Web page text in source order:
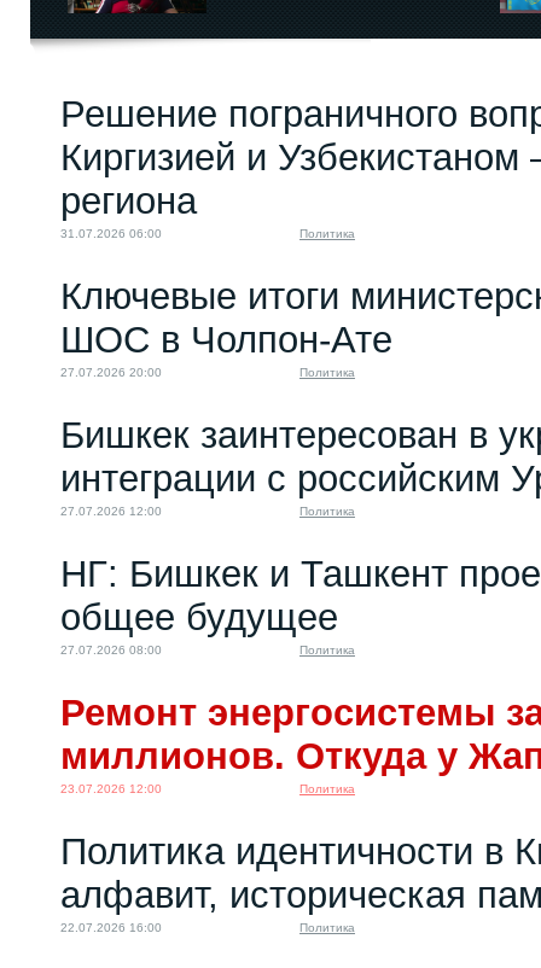
Решение пограничного
Киргизией и Узбекистаном
региона
31.07.2026 06:00 Политика
Ключевые итоги
ШОС в Чолпон-Ате
27.07.2026 20:00 Политика
Бишкек заинтересован в
интеграции с российским
27.07.2026 12:00 Политика
НГ: Бишкек и Ташкент
общее будущее
27.07.2026 08:00 Политика
Ремонт энергосистемы
миллионов. Откуда у
23.07.2026 12:00 Политика
Политика идентичности в
алфавит, историческая
22.07.2026 16:00 Политика